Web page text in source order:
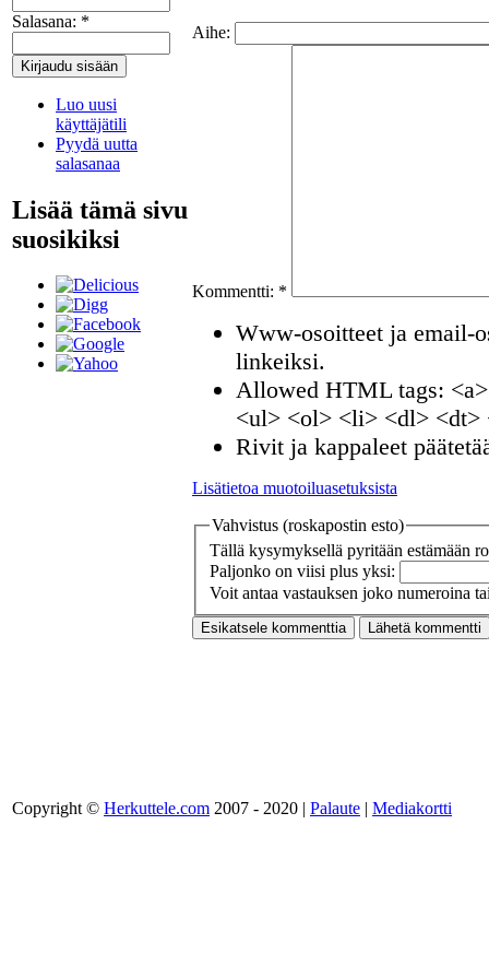
Salasana: *
Luo uusi
käyttäjätili
Pyydä uutta
salasanaa
Lisää tämä sivu
suosikiksi
Aihe:
Kommentti: *
Www-osoitteet ja email-
linkeiksi.
Allowed HTML tags:
<ul> <ol> <li> <dl> <dt>
Rivit ja kappaleet
Lisätietoa muotoiluasetuksista
Vahvistus (roskapostin esto)
Tällä kysymyksellä pyritään estämään
Paljonko on viisi plus yksi:
Voit antaa vastauksen joko numeroina
Copyright © Herkuttele.com 2007 - 2020 | Palaute | Mediakortti